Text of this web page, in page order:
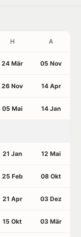
H A
24 Mär 05 Nov
26 Nov 14 Apr
05 Mai 14 Jan
21 Jan 12 Mai
25 Feb 08 Okt
21 Apr 03 Dez
15 Okt 03 Mär